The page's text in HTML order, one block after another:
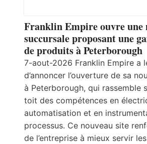
Franklin Empire ouvre une
succursale proposant une
de produits à Peterborough
7-aout-2026 Franklin Empire a
d’annoncer l’ouverture de sa
à Peterborough, qui rassemble
toit des compétences en
automatisation et en
processus. Ce nouveau site
de l’entreprise à mieux servir